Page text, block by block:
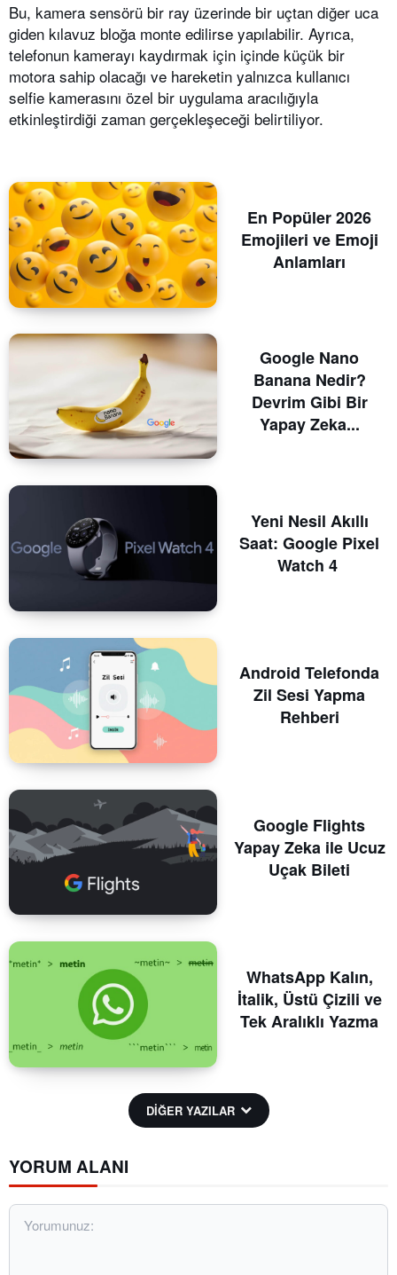
Bu, kamera sensörü bir ray üzerinde bir uçtan diğer uca
giden kılavuz bloğa monte edilirse yapılabilir. Ayrıca,
telefonun kamerayı kaydırmak için içinde küçük bir
motora sahip olacağı ve hareketin yalnızca kullanıcı
selfie kamerasını özel bir uygulama aracılığıyla
etkinleştirdiği zaman gerçekleşeceği belirtiliyor.
En Popüler 2026
Emojileri ve Emoji
Anlamları
Google Nano
Banana Nedir?
Devrim Gibi Bir
Yapay Zeka...
Yeni Nesil Akıllı
Saat: Google Pixel
Watch 4
Android Telefonda
Zil Sesi Yapma
Rehberi
Google Flights
Yapay Zeka ile Ucuz
Uçak Bileti
WhatsApp Kalın,
İtalik, Üstü Çizili ve
Tek Aralıklı Yazma
DİĞER YAZILAR
YORUM ALANI